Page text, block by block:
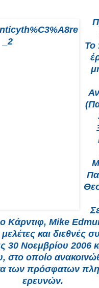
Το
Κάρντιφ, Mike
και διεθνές
30 Νοεμβρίου 2006
στο οποίο
των πρόσφατων
ερευνών.